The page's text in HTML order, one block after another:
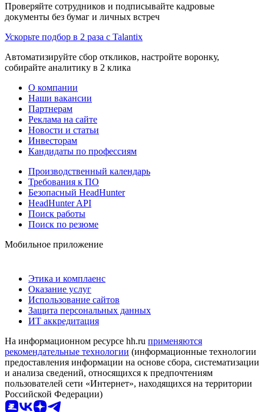
Проверяйте сотрудников и подписывайте кадровые
документы без бумаг и личных встреч
Ускорьте подбор в 2 раза с Talantix
Автоматизируйте сбор откликов, настройте воронку,
собирайте аналитику в 2 клика
О компании
Наши вакансии
Партнерам
Реклама на сайте
Новости и статьи
Инвесторам
Кандидаты по профессиям
Производственный календарь
Требования к ПО
Безопасный HeadHunter
HeadHunter API
Поиск работы
Поиск по резюме
Мобильное приложение
Этика и комплаенс
Оказание услуг
Использование сайтов
Защита персональных данных
ИТ аккредитация
На информационном ресурсе hh.ru применяются
рекомендательные технологии (информационные технологии
предоставления информации на основе сбора, систематизации
и анализа сведений, относящихся к предпочтениям
пользователей сети «Интернет», находящихся на территории
Российской Федерации)